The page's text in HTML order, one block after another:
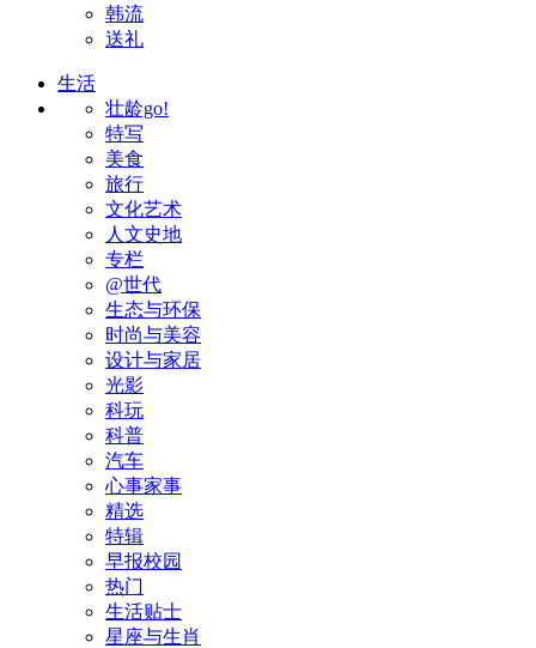
韩流
送礼
生活
壮龄go!
特写
美食
旅行
文化艺术
人文史地
专栏
@世代
生态与环保
时尚与美容
设计与家居
光影
科玩
科普
汽车
心事家事
精选
特辑
早报校园
热门
生活贴士
星座与生肖